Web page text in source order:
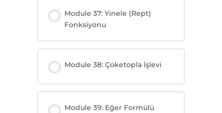
Module 37: Yinele (Rept)
Fonksiyonu
Module 38: Çoketopla İşlevi
Module 39: Eğer Formülü